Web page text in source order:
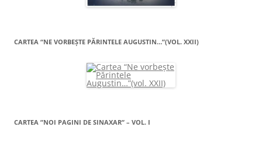
CARTEA “NE VORBEŞTE PĂRINTELE AUGUSTIN…”(VOL. XXII)
CARTEA ”NOI PAGINI DE SINAXAR” – VOL. I